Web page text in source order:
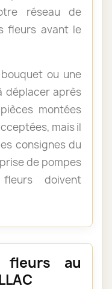
réseau de
fleurs avant le
ou une
déplacer après
montées
mais il
consignes du
de pompes
doivent
fleurs au